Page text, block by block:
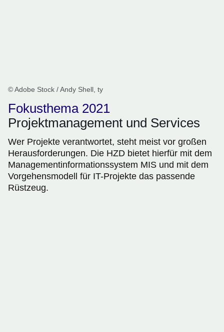
© Adobe Stock / Andy Shell, ty
Fokusthema 2021
Projektmanagement und Services
Wer Projekte verantwortet, steht meist vor großen
Herausforderungen. Die HZD bietet hierfür mit dem
Managementinformationssystem MIS und mit dem
Vorgehensmodell für IT-Projekte das passende
Rüstzeug.